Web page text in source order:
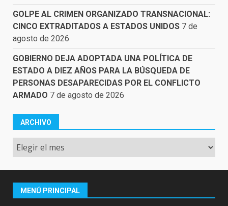
GOLPE AL CRIMEN ORGANIZADO TRANSNACIONAL:
CINCO EXTRADITADOS A ESTADOS UNIDOS 7 de
agosto de 2026
GOBIERNO DEJA ADOPTADA UNA POLÍTICA DE
ESTADO A DIEZ AÑOS PARA LA BÚSQUEDA DE
PERSONAS DESAPARECIDAS POR EL CONFLICTO
ARMADO 7 de agosto de 2026
ARCHIVO
Archivo
MENÚ PRINCIPAL